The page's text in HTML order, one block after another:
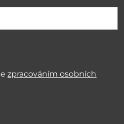
zpracováním osobních